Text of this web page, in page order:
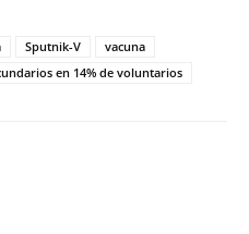
Sputnik-V
vacuna
en 14% de voluntarios